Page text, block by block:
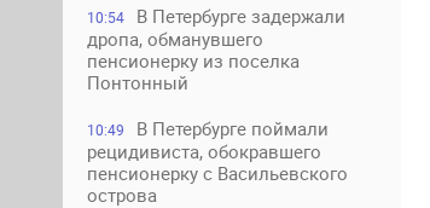
10:54
В Петербурге задержали
дропа, обманувшего
пенсионерку из поселка
Понтонный
10:49
В Петербурге поймали
рецидивиста, обокравшего
пенсионерку с Васильевского
острова